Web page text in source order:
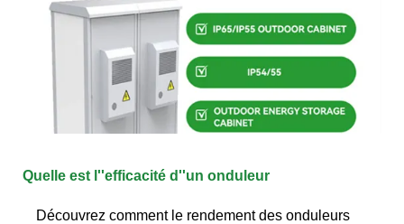
Quelle est l''efficacité d''un onduleur
Découvrez comment le rendement des onduleurs